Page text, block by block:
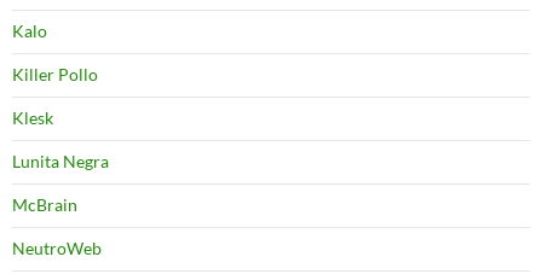
Kalo
Killer Pollo
Klesk
Lunita Negra
McBrain
NeutroWeb